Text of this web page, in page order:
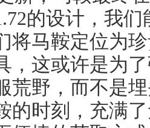
的设计，我
将马鞍定位为
，这或许是为
荒野，而不是
的时刻，充满